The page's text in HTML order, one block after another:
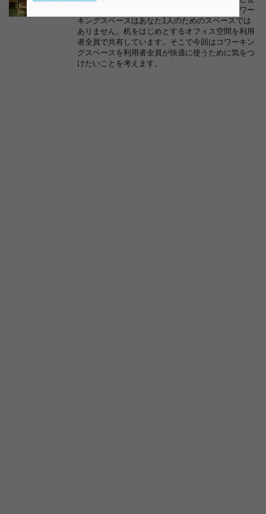
い勝手がよいコワーキングスペース。しかしコワー
キングスペースはあなた1人のためのスペースでは
ありません。机をはじめとするオフィス空間を利用
者全員で共有しています。そこで今回はコワーキン
グスペースを利用者全員が快適に使うために気をつ
けたいことを考えます。